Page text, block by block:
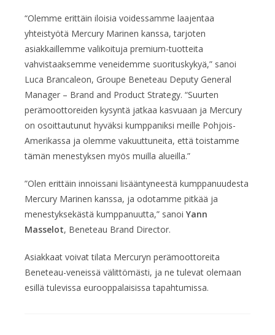
“Olemme erittäin iloisia voidessamme laajentaa
yhteistyötä Mercury Marinen kanssa, tarjoten
asiakkaillemme valikoituja premium-tuotteita
vahvistaaksemme veneidemme suorituskykyä,” sanoi
Luca Brancaleon, Groupe Beneteau Deputy General
Manager – Brand and Product Strategy. “Suurten
perämoottoreiden kysyntä jatkaa kasvuaan ja Mercury
on osoittautunut hyväksi kumppaniksi meille Pohjois-
Amerikassa ja olemme vakuuttuneita, että toistamme
tämän menestyksen myös muilla alueilla.”
”Olen erittäin innoissani lisääntyneestä kumppanuudesta
Mercury Marinen kanssa, ja odotamme pitkää ja
menestyksekästä kumppanuutta,” sanoi Yann
Masselot, Beneteau Brand Director.
Asiakkaat voivat tilata Mercuryn perämoottoreita
Beneteau-veneissä välittömästi, ja ne tulevat olemaan
esillä tulevissa eurooppalaisissa tapahtumissa.